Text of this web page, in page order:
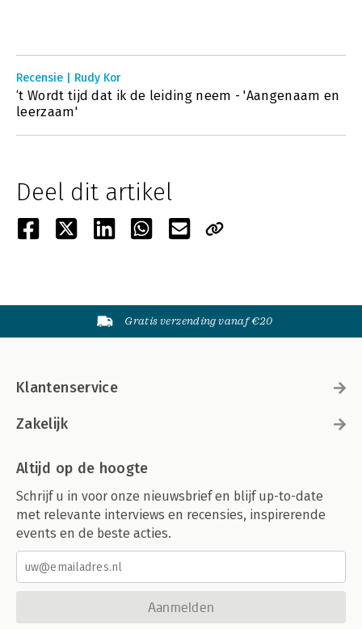
Recensie | Rudy Kor
‘t Wordt tijd dat ik de leiding neem - 'Aangenaam en
leerzaam'
Deel dit artikel
Gratis verzending vanaf €20
Klantenservice
Zakelijk
Altijd op de hoogte
Schrijf u in voor onze nieuwsbrief en blijf up-to-date
met relevante interviews en recensies, inspirerende
events en de beste acties.
Aanmelden